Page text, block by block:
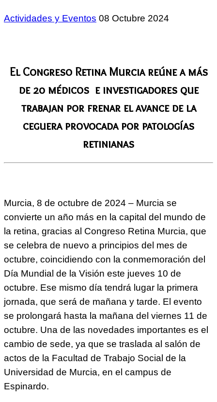
Actividades y Eventos 08 Octubre 2024
El Congreso Retina Murcia reúne a más
de 20 médicos e investigadores que
trabajan por frenar el avance de la
ceguera provocada por patologías
retinianas
Murcia, 8 de octubre de 2024 – Murcia se
convierte un año más en la capital del mundo de
la retina, gracias al Congreso Retina Murcia, que
se celebra de nuevo a principios del mes de
octubre, coincidiendo con la conmemoración del
Día Mundial de la Visión este jueves 10 de
octubre. Ese mismo día tendrá lugar la primera
jornada, que será de mañana y tarde. El evento
se prolongará hasta la mañana del viernes 11 de
octubre. Una de las novedades importantes es el
cambio de sede, ya que se traslada al salón de
actos de la Facultad de Trabajo Social de la
Universidad de Murcia, en el campus de
Espinardo.